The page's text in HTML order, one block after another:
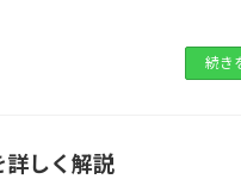
続き
詳しく解説